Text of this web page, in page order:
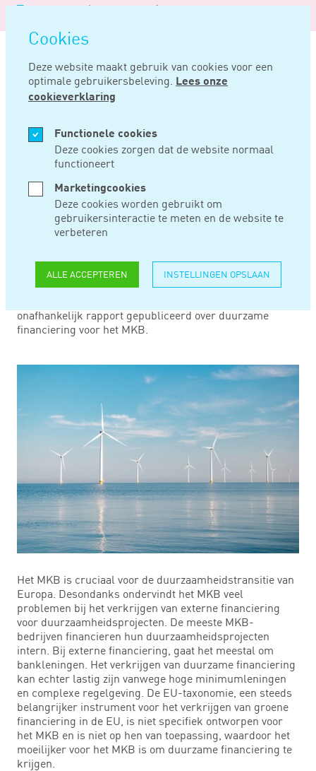
overslaan
Cookies
Deze website maakt gebruik van cookies voor een
optimale gebruikersbeleving. Lees onze
cookieverklaring
Functionele cookies
Deze cookies zorgen dat de website normaal
functioneert
Marketingcookies
Deze cookies worden gebruikt om
gebruikersinteractie te meten en de website te
verbeteren
ALLE ACCEPTEREN INSTELLINGEN OPSLAAN
Logo
Noord
Negentig
Home Nieuws Duurzame financiering voor het mkb
APR 10, 2025
DUURZAME
FINANCIERING
VOOR HET MKB
Het Platform voor Duurzame Financiering, een
onafhankelijk rapport gepubliceerd over duurzame
financiering voor het MKB.
Het MKB is cruciaal voor de duurzaamheidstransitie van
Europa. Desondanks ondervindt het MKB veel
problemen bij het verkrijgen van externe financiering
voor duurzaamheidsprojecten. De meeste MKB-
bedrijven financieren hun duurzaamheidsprojecten
intern. Bij externe financiering, gaat het meestal om
bankleningen. Het verkrijgen van duurzame financiering
kan echter lastig zijn vanwege hoge minimumleningen
en complexe regelgeving. De EU-taxonomie, een steeds
belangrijker instrument voor het verkrijgen van groene
financiering in de EU, is niet specifiek ontworpen voor
het MKB en is niet op hen van toepassing, waardoor het
moeilijker voor het MKB is om duurzame financiering te
krijgen.